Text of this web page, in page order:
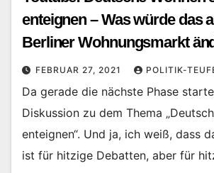
enteignen – Was würde das
Berliner Wohnungsmarkt
FEBRUAR 27, 2021 POLITIK-
Da gerade die nächste Phase
Diskussion zu dem Thema
enteignen“. Und ja, ich weiß, dass
ist für hitzige Debatten, aber für